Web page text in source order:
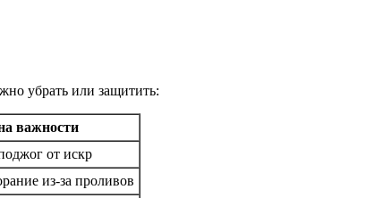
убрать или защитить:
важности
от искр
из-за проливов